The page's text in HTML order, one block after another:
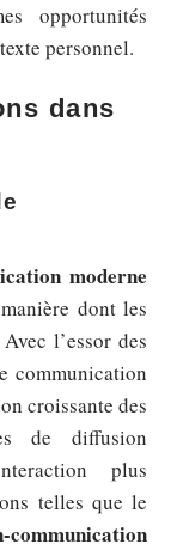
opportunités
personnel.
dans
moderne
dont les
l’essor des
communication
croissante des
de diffusion
plus
telles que le